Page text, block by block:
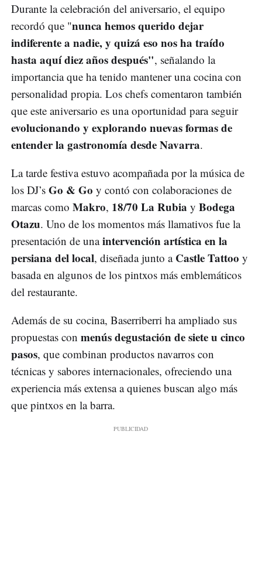
Durante la celebración del aniversario, el equipo
recordó que "nunca hemos querido dejar
indiferente a nadie, y quizá eso nos ha traído
hasta aquí diez años después", señalando la
importancia que ha tenido mantener una cocina con
personalidad propia. Los chefs comentaron también
que este aniversario es una oportunidad para seguir
evolucionando y explorando nuevas formas de
entender la gastronomía desde Navarra.
La tarde festiva estuvo acompañada por la música de
los DJ’s Go & Go y contó con colaboraciones de
marcas como Makro, 18/70 La Rubia y Bodega
Otazu. Uno de los momentos más llamativos fue la
presentación de unaintervención artística en la
persiana del local, diseñada junto a Castle Tattoo y
basada en algunos de los pintxos más emblemáticos
del restaurante.
Además de su cocina, Baserriberri ha ampliado sus
propuestas con menús degustación de siete u cinco
pasos, que combinan productos navarros con
técnicas y sabores internacionales, ofreciendo una
experiencia más extensa a quienes buscan algo más
que pintxos en la barra.